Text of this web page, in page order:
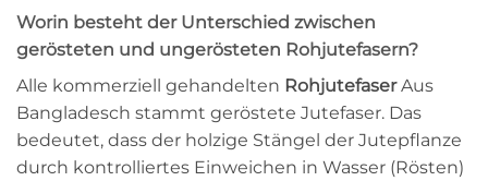
Worin besteht der Unterschied zwischen
gerösteten und ungerösteten Rohjutefasern?
Alle kommerziell gehandelten RohjutefaserAus
Bangladesch stammt geröstete Jutefaser. Das
bedeutet, dass der holzige Stängel der Jutepflanze
durch kontrolliertes Einweichen in Wasser (Rösten)